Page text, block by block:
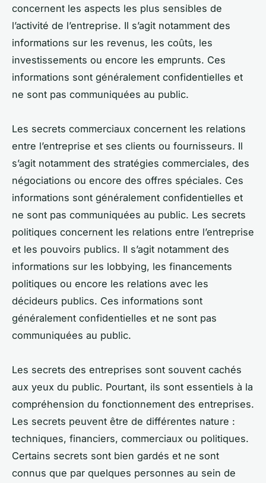
concernent les aspects les plus sensibles de
l’activité de l’entreprise. Il s’agit notamment des
informations sur les revenus, les coûts, les
investissements ou encore les emprunts. Ces
informations sont généralement confidentielles et
ne sont pas communiquées au public.
Les secrets commerciaux concernent les relations
entre l’entreprise et ses clients ou fournisseurs. Il
s’agit notamment des stratégies commerciales, des
négociations ou encore des offres spéciales. Ces
informations sont généralement confidentielles et
ne sont pas communiquées au public. Les secrets
politiques concernent les relations entre l’entreprise
et les pouvoirs publics. Il s’agit notamment des
informations sur les lobbying, les financements
politiques ou encore les relations avec les
décideurs publics. Ces informations sont
généralement confidentielles et ne sont pas
communiquées au public.
Les secrets des entreprises sont souvent cachés
aux yeux du public. Pourtant, ils sont essentiels à la
compréhension du fonctionnement des entreprises.
Les secrets peuvent être de différentes nature :
techniques, financiers, commerciaux ou politiques.
Certains secrets sont bien gardés et ne sont
connus que par quelques personnes au sein de